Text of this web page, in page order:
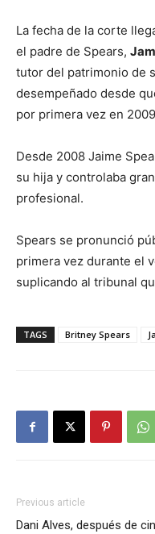
La fecha de la corte
el padre de Spears,
tutor del patrimonio de
desempeñado desde
por primera vez en
Desde 2008 Jaime
su hija y controlaba
profesional.
Spears se pronunció
primera vez durante el
suplicando al tribunal
TAGS Britney Spears
Previous article
Dani Alves, después de